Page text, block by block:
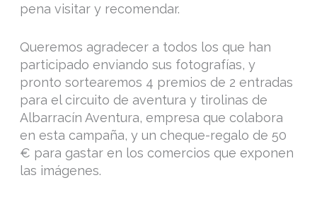
pena visitar y recomendar.
Queremos agradecer a todos los que han
participado enviando sus fotografías, y
pronto sortearemos 4 premios de 2 entradas
para el circuito de aventura y tirolinas de
Albarracín Aventura, empresa que colabora
en esta campaña, y un cheque-regalo de 50
€ para gastar en los comercios que exponen
las imágenes.